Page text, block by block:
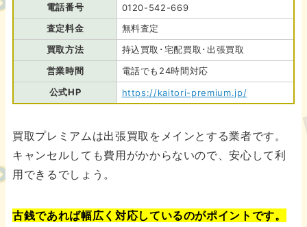
電話番号
0120-542-669
査定料金
無料査定
買取方法
持込買取･宅配買取･出張買取
営業時間
電話でも24時間対応
公式HP
https://kaitori-premium.jp/
買取プレミアムは出張買取をメインとする業者です。
キャンセルしても費用がかからないので、安心して利
用できるでしょう。
古銭であれば幅広く対応しているのがポイントです。